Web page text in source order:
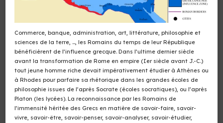
Commerce, banque, administration, art, littérature, philosophie et
sciences de la terre, …, les Romains du temps de leur République
bénéficièrent de l’influence grecque. Dans l’ultime dernier siècle
avant la transformation de Rome en empire (Ier siècle avant J.-C.)
tout jeune homme riche devait impérativement étudier à Athènes ou
à Rhodes pour parfaire sa rhétorique dans les grandes écoles de
philosophie issues de l’après Socrate (écoles socratiques), ou l’après
Platon (les lycées). La reconnaissance par les Romains de
l’immensité héritée des Grecs en matière de savoir-faire, savoir-
vivre, savoir-être, savoir-penser, savoir-analyser, savoir-étudier,